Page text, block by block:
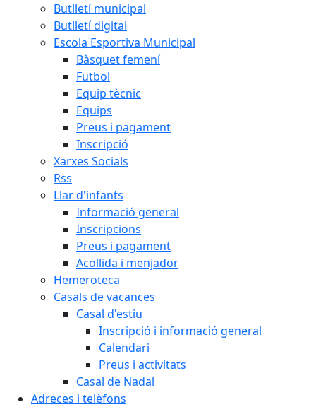
Butlletí municipal
Butlletí digital
Escola Esportiva Municipal
Bàsquet femení
Futbol
Equip tècnic
Equips
Preus i pagament
Inscripció
Xarxes Socials
Rss
Llar d'infants
Informació general
Inscripcions
Preus i pagament
Acollida i menjador
Hemeroteca
Casals de vacances
Casal d'estiu
Inscripció i informació general
Calendari
Preus i activitats
Casal de Nadal
Adreces i telèfons